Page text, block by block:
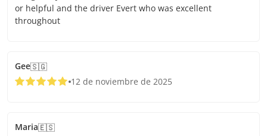
or helpful and the driver Evert who was excellent
throughout
Gee🇸🇬
12 de noviembre de 2025
Maria🇪🇸